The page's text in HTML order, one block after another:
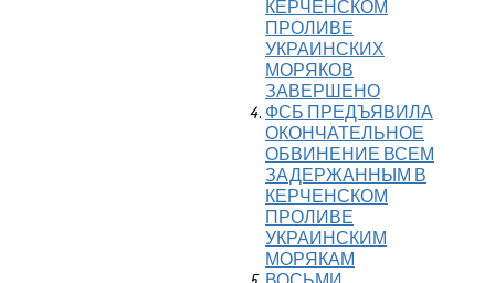
КЕРЧЕНСКОМ
ПРОЛИВЕ
УКРАИНСКИХ
МОРЯКОВ
ЗАВЕРШЕНО
ФСБ ПРЕДЪЯВИЛА
ОКОНЧАТЕЛЬНОЕ
ОБВИНЕНИЕ ВСЕМ
ЗАДЕРЖАННЫМ В
КЕРЧЕНСКОМ
ПРОЛИВЕ
УКРАИНСКИМ
МОРЯКАМ